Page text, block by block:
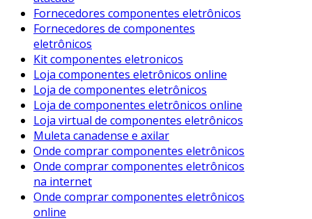
Fornecedores componentes eletrônicos
Fornecedores de componentes
eletrônicos
Kit componentes eletronicos
Loja componentes eletrônicos online
Loja de componentes eletrônicos
Loja de componentes eletrônicos online
Loja virtual de componentes eletrônicos
Muleta canadense e axilar
Onde comprar componentes eletrônicos
Onde comprar componentes eletrônicos
na internet
Onde comprar componentes eletrônicos
online